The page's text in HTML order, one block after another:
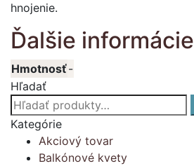
hnojenie.
Ďalšie informácie
Hmotnosť-
Hľadať
Hľadať:
Kategórie
Akciový tovar
Balkónové kvety